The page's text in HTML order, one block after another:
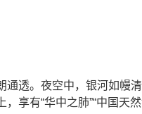
通透。夜空中，银河如幔
享有“华中之肺”“中国天